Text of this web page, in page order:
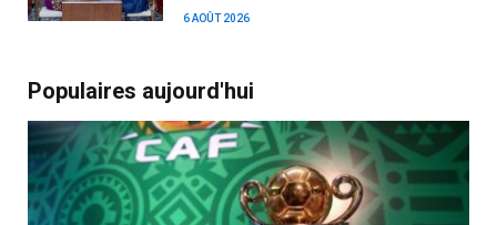
6 AOÛT 2026
Populaires aujourd'hui